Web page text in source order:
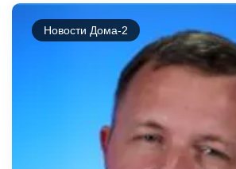
Новости Дома-2